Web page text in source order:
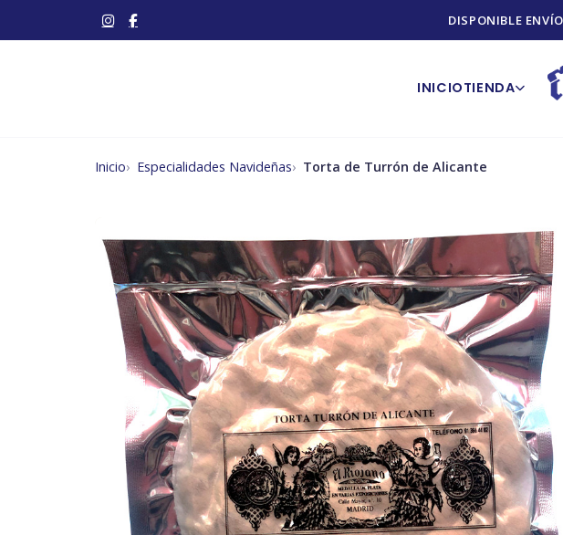
DISPONIBLE
INICIOTIENDA
Inicio Especialidades Navideñas Torta de Turrón de Alicante